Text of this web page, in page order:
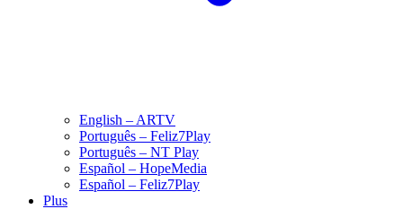
English – ARTV
Português – Feliz7Play
Português – NT Play
Español – HopeMedia
Español – Feliz7Play
Plus